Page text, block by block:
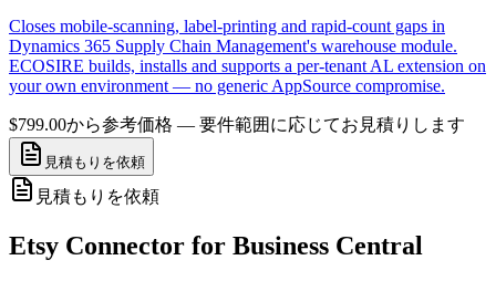
Closes mobile-scanning, label-printing and rapid-count gaps in
Dynamics 365 Supply Chain Management's warehouse module.
ECOSIRE builds, installs and supports a per-tenant AL extension on
your own environment — no generic AppSource compromise.
$799.00から参考価格 — 要件範囲に応じてお見積りします
見積もりを依頼
見積もりを依頼
Etsy Connector for Business Central